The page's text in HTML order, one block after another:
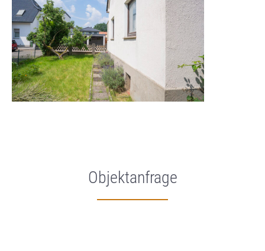
Objektanfrage